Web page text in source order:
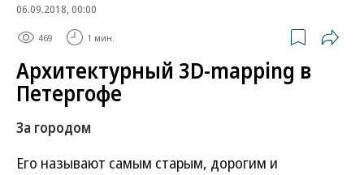
06.09.2018, 00:00
469 1 мин.
Архитектурный 3D-mapping в
Петергофе
За городом
Его называют самым старым, дорогим и